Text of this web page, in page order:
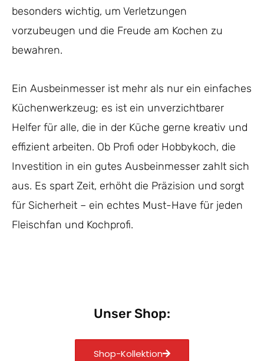
besonders wichtig, um Verletzungen
vorzubeugen und die Freude am Kochen zu
bewahren.
Ein Ausbeinmesser ist mehr als nur ein einfaches
Küchenwerkzeug; es ist ein unverzichtbarer
Helfer für alle, die in der Küche gerne kreativ und
effizient arbeiten. Ob Profi oder Hobbykoch, die
Investition in ein gutes Ausbeinmesser zahlt sich
aus. Es spart Zeit, erhöht die Präzision und sorgt
für Sicherheit – ein echtes Must-Have für jeden
Fleischfan und Kochprofi.
Unser Shop:
Shop-Kollektion